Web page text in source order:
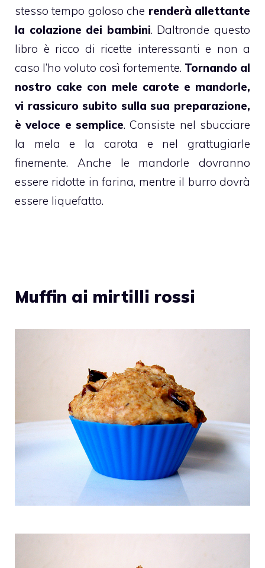
stesso tempo goloso che renderà allettante
la colazione dei bambini. Daltronde questo
libro è ricco di ricette interessanti e non a
caso l’ho voluto così fortemente. Tornando al
nostro cake con mele carote e mandorle,
vi rassicuro subito sulla sua preparazione,
è veloce e semplice. Consiste nel sbucciare
la mela e la carota e nel grattugiarle
finemente. Anche le mandorle dovranno
essere ridotte in farina, mentre il burro dovrà
essere liquefatto.
Muffin ai mirtilli rossi